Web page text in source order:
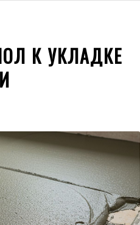
К УКЛАДКЕ